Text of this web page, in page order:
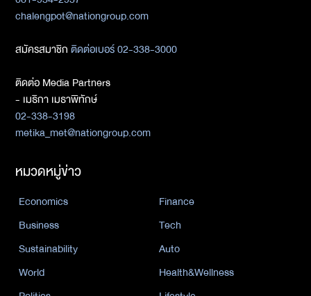
chalengpot@nationgroup.com
สมัครสมาชิกติดต่อเบอร์ 02-338-3000
ติดต่อ Media Partners
- เมธิกา เมธาพิทักษ์
02-338-3198
metika_met@nationgroup.com
หมวดหมู่ข่าว
Economics
Finance
Business
Tech
Sustainability
Auto
World
Health&Wellness